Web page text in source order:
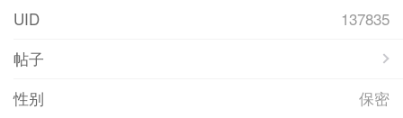
UID
137835
帖子
性别
保密